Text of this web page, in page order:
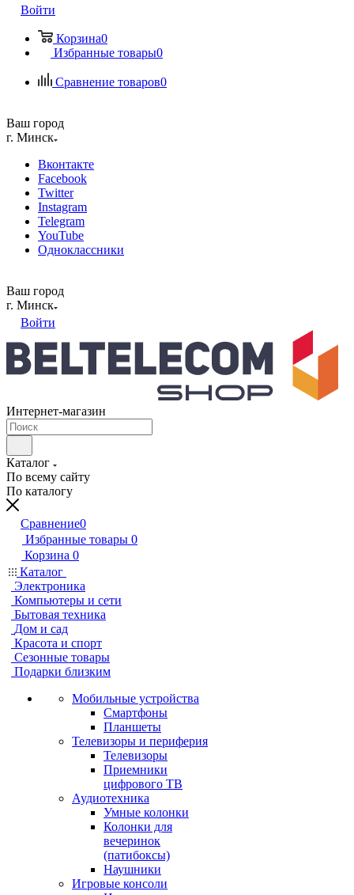
Войти
Корзина0
Избранные товары0
Сравнение товаров0
Ваш город
г. Минск
Вконтакте
Facebook
Twitter
Instagram
Telegram
YouTube
Одноклассники
Ваш город
г. Минск
Войти
Интернет-магазин
Каталог
По всему сайту
По каталогу
Сравнение0
Избранные товары 0
Корзина 0
Каталог
Электроника
Компьютеры и сети
Бытовая техника
Дом и сад
Красота и спорт
Сезонные товары
Подарки близким
Мобильные устройства
Смартфоны
Планшеты
Телевизоры и периферия
Телевизоры
Приемники
цифрового ТВ
Аудиотехника
Умные колонки
Колонки для
вечеринок
(патибоксы)
Наушники
Игровые консоли